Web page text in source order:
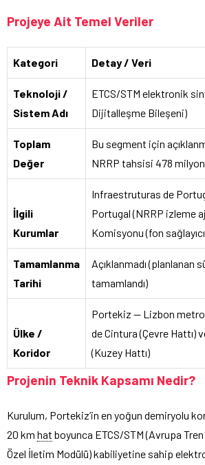
Projeye Ait Temel Veriler
Kategori Detay / Veri
Teknoloji /
Sistem Adı
ETCS/STM elektronik
Dijitalleşme Bileşeni)
Toplam
Değer
Bu segment için
NRRP tahsisi 478
İlgili
Kurumlar
Infraestruturas de
Portugal (NRRP izleme
Komisyonu (fon
Tamamlanma
Tarihi
Açıklanmadı (planlanan
tamamlandı)
Ülke /
Koridor
Portekiz — Lizbon
de Cintura (Çevre Hattı)
(Kuzey Hattı)
Projenin Teknik Kapsamı Nedir?
Kurulum, Portekiz’in en yoğun demiryolu
20 km hat boyunca ETCS/STM (Avrupa
Özel İletim Modülü) kabiliyetine sahip